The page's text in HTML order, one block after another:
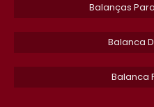
INSTALACAO DE SISTEMA DE
CONSERTO DE BALANCAS
Balanças
​Balanca
Balanca